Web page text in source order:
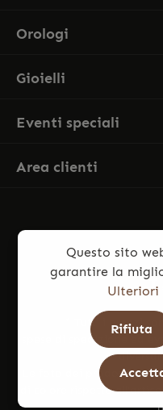
Orologi
Gioielli
Eventi speciali
Area clienti
* Tutti i prezzi
spese di spedizione
ed
Le foto dei prodotti
di colore rispetto
Questo sito
garantire la
Ulteriori
Rifiuta